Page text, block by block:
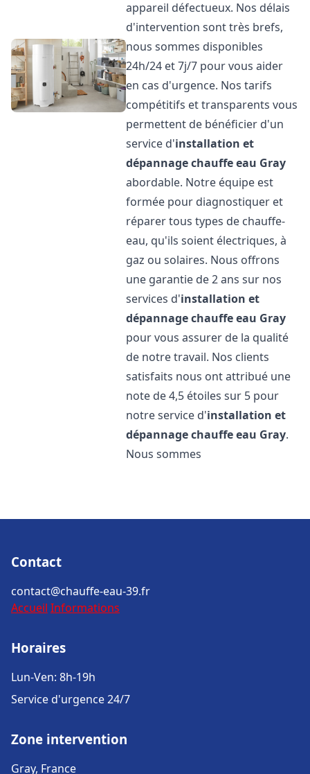
appareil défectueux. Nos délais
d'intervention sont très brefs,
nous sommes disponibles
24h/24 et 7j/7 pour vous aider
en cas d'urgence. Nos tarifs
compétitifs et transparents vous
permettent de bénéficier d'un
service d'installation et
dépannage chauffe eau Gray
abordable. Notre équipe est
formée pour diagnostiquer et
réparer tous types de chauffe-
eau, qu'ils soient électriques, à
gaz ou solaires. Nous offrons
une garantie de 2 ans sur nos
services d'installation et
dépannage chauffe eau Gray
pour vous assurer de la qualité
de notre travail. Nos clients
satisfaits nous ont attribué une
note de 4,5 étoiles sur 5 pour
notre service d'installation et
dépannage chauffe eau Gray.
Nous sommes
Contact
contact@chauffe-eau-39.fr
Accueil Informations
Horaires
Lun-Ven: 8h-19h
Service d'urgence 24/7
Zone intervention
Gray, France